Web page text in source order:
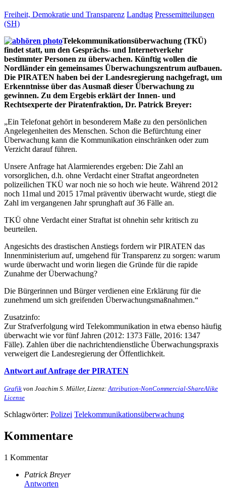
Freiheit, Demokratie und Transparenz Landtag Pressemitteilungen
(SH)
Telekommunikationsüberwachung (TKÜ)
findet statt, um den Gesprächs- und Internetverkehr
bestimmter Personen zu überwachen. Künftig wollen die
Nordländer ein gemeinsames Überwachungszentrum aufbauen.
Die PIRATEN haben bei der Landesregierung nachgefragt, um
Erkenntnisse über das Ausmaß dieser Überwachung zu
gewinnen. Zu dem Ergebis erklärt der Innen- und
Rechtsexperte der Piratenfraktion, Dr. Patrick Breyer:
„Ein Telefonat gehört in besonderem Maße zu den persönlichen
Angelegenheiten des Menschen. Schon die Befürchtung einer
Überwachung kann die Kommunikation einschränken oder zum
Verzicht darauf führen.
Unsere Anfrage hat Alarmierendes ergeben: Die Zahl an
vorsorglichen, d.h. ohne Verdacht einer Straftat angeordneten
polizeilichen TKÜ war noch nie so hoch wie heute. Während 2012
noch 11mal und 2015 17mal präventiv überwacht wurde, stiegt die
Zahl im vergangenen Jahr sprunghaft auf 36 Fälle an.
TKÜ ohne Verdacht einer Straftat ist ohnehin sehr kritisch zu
beurteilen.
Angesichts des drastischen Anstiegs fordern wir PIRATEN das
Innenministerium auf, umgehend für Transparenz zu sorgen: warum
wurde überwacht und worin liegen die Gründe für die rapide
Zunahme der Überwachung?
Die Bürgerinnen und Bürger verdienen eine Erklärung für die
zunehmend um sich greifenden Überwachungsmaßnahmen.“
Zusatzinfo:
Zur Strafverfolgung wird Telekommunikation in etwa ebenso häufig
überwacht wie vor fünf Jahren (2012: 1373 Fälle, 2016: 1347
Fälle). Zahlen über die nachrichtendienstliche Überwachungspraxis
verweigert die Landesregierung der Öffentlichkeit.
Antwort auf Anfrage der PIRATEN
Grafik von Joachim S. Müller, Lizenz: Attribution-NonCommercial-ShareAlike
License
Schlagwörter: Polizei Telekommunikationsüberwachung
Kommentare
1 Kommentar
Patrick Breyer
Antworten